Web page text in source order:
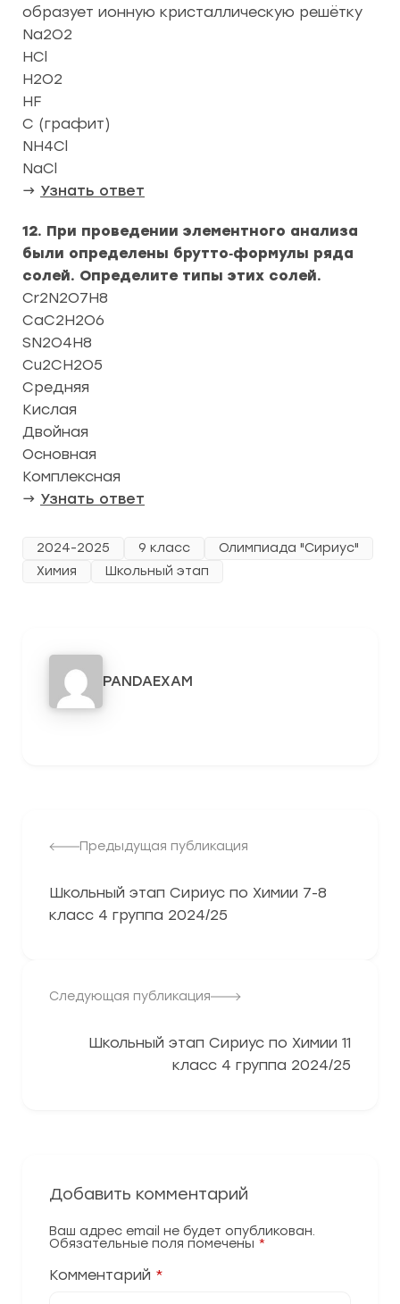
образует ионную кристаллическую решётку
Na2O2
HCl
H2O2
HF
C (графит)
NH4Cl
NaCl
→ Узнать ответ
12. При проведении элементного анализа
были определены брутто‑формулы ряда
солей. Определите типы этих солей.
Cr2N2O7H8
CaC2H2O6
SN2O4H8
Cu2CH2O5
Средняя
Кислая
Двойная
Основная
Комплексная
→ Узнать ответ
2024-2025 9 класс
Олимпиада "Сириус"
Химия
Школьный этап
PANDAEXAM
Предыдущая публикация
Школьный этап Сириус по Химии 7-8
класс 4 группа 2024/25
Следующая публикация
Школьный этап Сириус по Химии 11
класс 4 группа 2024/25
Добавить комментарий
Ваш адрес email не будет опубликован.
Обязательные поля помечены *
Комментарий *